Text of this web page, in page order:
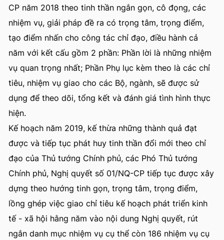
CP năm 2018 theo tinh thần ngắn gọn, cô đọng, các
nhiệm vụ, giải pháp đề ra có trọng tâm, trọng điểm,
tạo điểm nhấn cho công tác chỉ đạo, điều hành cả
năm với kết cấu gồm 2 phần: Phần lời là những nhiệm
vụ quan trọng nhất; Phần Phụ lục kèm theo là các chỉ
tiêu, nhiệm vụ giao cho các Bộ, ngành, sẽ được sử
dụng để theo dõi, tổng kết và đánh giá tình hình thực
hiện.
Kế hoạch năm 2019, kế thừa những thành quả đạt
được và tiếp tục phát huy tinh thần đổi mới theo chỉ
đạo của Thủ tướng Chính phủ, các Phó Thủ tướng
Chính phủ, Nghị quyết số 01/NQ-CP tiếp tục được xây
dựng theo hướng tinh gọn, trọng tâm, trọng điểm,
lồng ghép việc giao chỉ tiêu kế hoạch phát triển kinh
tế - xã hội hằng năm vào nội dung Nghị quyết, rút
ngắn danh mục nhiệm vụ cụ thể còn 186 nhiệm vụ cụ